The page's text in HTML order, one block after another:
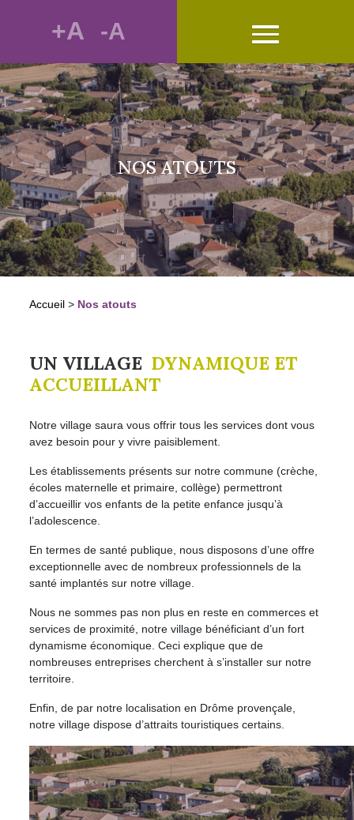
+A -A
NOS ATOUTS
Accueil > Nos atouts
UN VILLAGE DYNAMIQUE ET
ACCUEILLANT
Notre village saura vous offrir tous les services dont vous
avez besoin pour y vivre paisiblement.
Les établissements présents sur notre commune (crèche,
écoles maternelle et primaire, collège) permettront
d’accueillir vos enfants de la petite enfance jusqu’à
l’adolescence.
En termes de santé publique, nous disposons d’une offre
exceptionnelle avec de nombreux professionnels de la
santé implantés sur notre village.
Nous ne sommes pas non plus en reste en commerces et
services de proximité, notre village bénéficiant d’un fort
dynamisme économique. Ceci explique que de
nombreuses entreprises cherchent à s’installer sur notre
territoire.
Enfin, de par notre localisation en Drôme provençale,
notre village dispose d’attraits touristiques certains.